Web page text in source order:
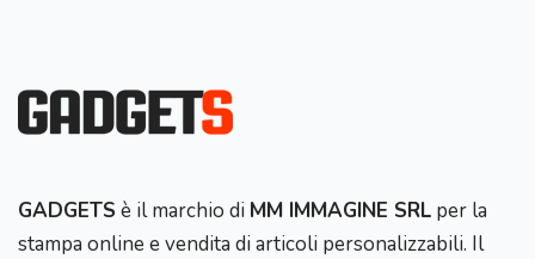
GADGETS è il marchio di MM IMMAGINE SRL per la
stampa online e vendita di articoli personalizzabili. Il